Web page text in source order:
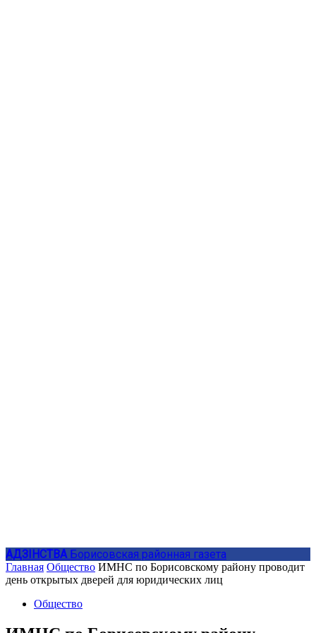
АДЗIНСТВА Борисовская районная газета
Главная Общество ИМНС по Борисовскому району проводит
день открытых дверей для юридических лиц
Общество